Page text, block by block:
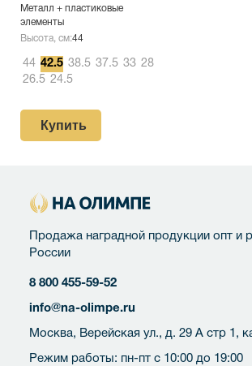
Металл + пластиковые
элементы
Высота, см:44
44 42.5 38.5 37.5 33 28
26.5 24.5
Купить
Продажа наградной продукции опт и
России
8 800 455-59-52
info@na-olimpe.ru
Москва, Верейская ул., д. 29 А стр 1,
Режим работы: пн-пт с 10:00 до 19:00